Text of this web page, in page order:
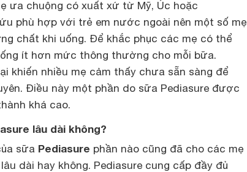
ưa chuộng có xuất xứ từ Mỹ, Úc hoặc
phù hợp với trẻ em nước ngoài nên một số mẹ
chất khi uống. Để khắc phục các mẹ có thể
ít hơn mức thông thường cho mỗi bữa.
khiến nhiều mẹ cảm thấy chưa sẵn sàng để
Điều này một phần do sữa Pediasure được
khá cao.
lâu dài không?
sữa Pediasure phần nào cũng đã cho các mẹ
dài hay không. Pediasure cung cấp đầy đủ